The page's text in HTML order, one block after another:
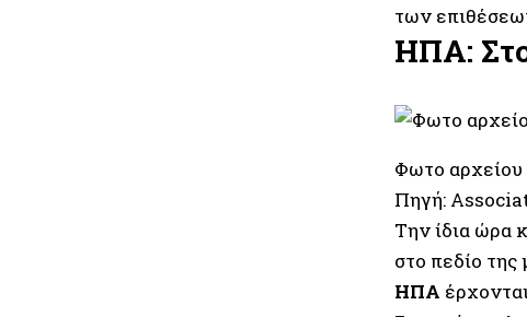
των
ΗΠΑ:
Φωτο αρχείου
Πηγή:
Την ίδια ώρα
στο πεδίο της
ΗΠΑ